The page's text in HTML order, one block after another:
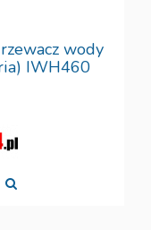
wody
IWH460